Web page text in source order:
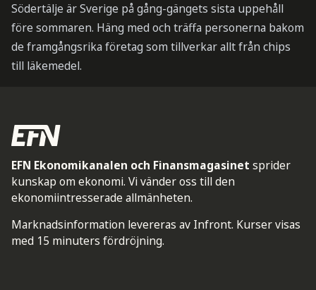
Södertälje är Sverige på gång-gängets sista uppehåll
före sommaren. Häng med och träffa personerna bakom
de framgångsrika företag som tillverkar allt från chips
till läkemedel.
EFN Ekonomikanalen och Finansmagasinet sprider
kunskap om ekonomi. Vi vänder oss till den
ekonomiintresserade allmänheten.
Marknadsinformation levereras av Infront. Kurser visas
med 15 minuters fördröjning.